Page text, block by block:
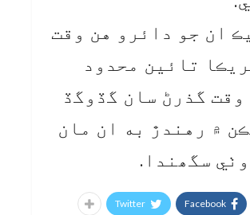
ان جو دائرو هن وقت
تائين محدود
وقت گذرڻ سان گڏوگڏ
۾ رهندڙ به ان مان
سگھندا.
Facebook
Twitter